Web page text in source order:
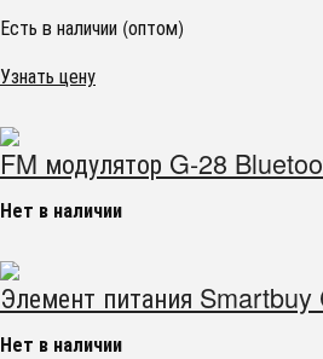
Есть в наличии (оптом)
Узнать цену
FM модулятор G-28
Нет в наличии
Элемент питания
Нет в наличии